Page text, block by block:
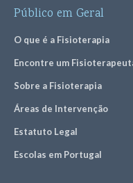
Público em Geral
O que é a Fisioterapia
Encontre um
Sobre a Fisioterapia
Áreas de Intervenção
Estatuto Legal
Escolas em Portugal